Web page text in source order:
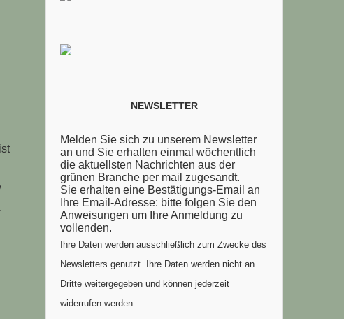
NEWSLETTER
Melden Sie sich zu unserem Newsletter
an und Sie erhalten einmal wöchentlich
die aktuellsten Nachrichten aus der
grünen Branche per mail zugesandt.
Sie erhalten eine Bestätigungs-Email an
Ihre Email-Adresse: bitte folgen Sie den
Anweisungen um Ihre Anmeldung zu
vollenden.
Ihre Daten werden ausschließlich zum Zwecke des
Newsletters genutzt. Ihre Daten werden nicht an
Dritte weitergegeben und können jederzeit
widerrufen werden.